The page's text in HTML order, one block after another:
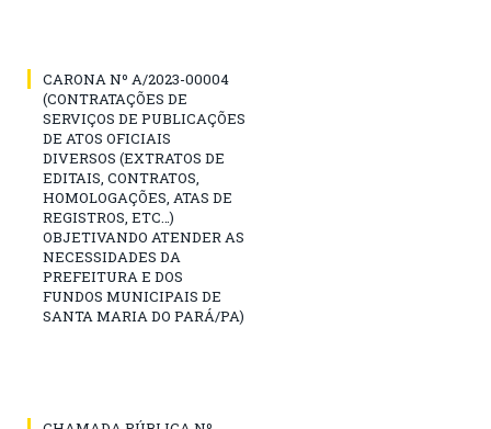
CARONA Nº A/2023-00004
(CONTRATAÇÕES DE
SERVIÇOS DE PUBLICAÇÕES
DE ATOS OFICIAIS
DIVERSOS (EXTRATOS DE
EDITAIS, CONTRATOS,
HOMOLOGAÇÕES, ATAS DE
REGISTROS, ETC…)
OBJETIVANDO ATENDER AS
NECESSIDADES DA
PREFEITURA E DOS
FUNDOS MUNICIPAIS DE
SANTA MARIA DO PARÁ/PA)